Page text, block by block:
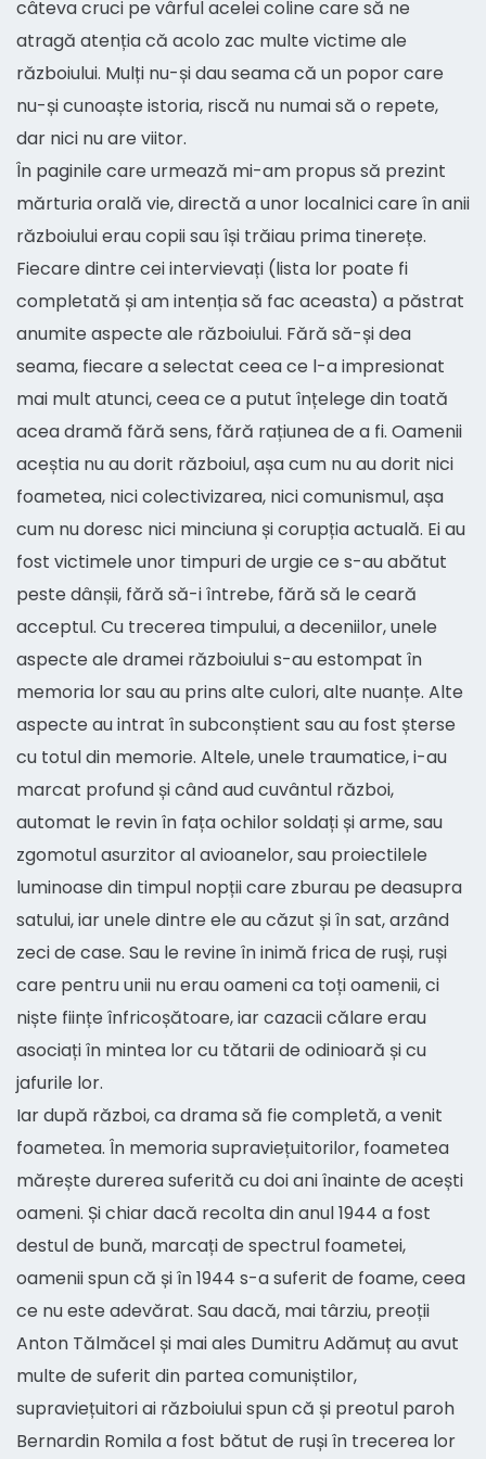
câteva cruci pe vârful acelei coline care să ne
atragă atenția că acolo zac multe victime ale
războiului. Mulți nu-și dau seama că un popor care
nu-și cunoaște istoria, riscă nu numai să o repete,
dar nici nu are viitor.
În paginile care urmează mi-am propus să prezint
mărturia orală vie, directă a unor localnici care în anii
războiului erau copii sau își trăiau prima tinerețe.
Fiecare dintre cei intervievați (lista lor poate fi
completată și am intenția să fac aceasta) a păstrat
anumite aspecte ale războiului. Fără să-și dea
seama, fiecare a selectat ceea ce l-a impresionat
mai mult atunci, ceea ce a putut înțelege din toată
acea dramă fără sens, fără rațiunea de a fi. Oamenii
aceștia nu au dorit războiul, așa cum nu au dorit nici
foametea, nici colectivizarea, nici comunismul, așa
cum nu doresc nici minciuna și corupția actuală. Ei au
fost victimele unor timpuri de urgie ce s-au abătut
peste dânșii, fără să-i întrebe, fără să le ceară
acceptul. Cu trecerea timpului, a deceniilor, unele
aspecte ale dramei războiului s-au estompat în
memoria lor sau au prins alte culori, alte nuanțe. Alte
aspecte au intrat în subconștient sau au fost șterse
cu totul din memorie. Altele, unele traumatice, i-au
marcat profund și când aud cuvântul război,
automat le revin în fața ochilor soldați și arme, sau
zgomotul asurzitor al avioanelor, sau proiectilele
luminoase din timpul nopții care zburau pe deasupra
satului, iar unele dintre ele au căzut și în sat, arzând
zeci de case. Sau le revine în inimă frica de ruși, ruși
care pentru unii nu erau oameni ca toți oamenii, ci
niște ființe înfricoșătoare, iar cazacii călare erau
asociați în mintea lor cu tătarii de odinioară și cu
jafurile lor.
Iar după război, ca drama să fie completă, a venit
foametea. În memoria supraviețuitorilor, foametea
mărește durerea suferită cu doi ani înainte de acești
oameni. Și chiar dacă recolta din anul 1944 a fost
destul de bună, marcați de spectrul foametei,
oamenii spun că și în 1944 s-a suferit de foame, ceea
ce nu este adevărat. Sau dacă, mai târziu, preoții
Anton Tălmăcel și mai ales Dumitru Adămuț au avut
multe de suferit din partea comuniștilor,
supraviețuitori ai războiului spun că și preotul paroh
Bernardin Romila a fost bătut de ruși în trecerea lor